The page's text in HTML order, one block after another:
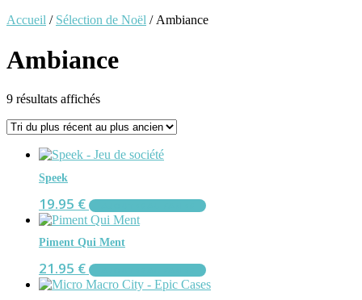
Accueil / Sélection de Noël / Ambiance
Ambiance
9 résultats affichésTrié
plus
au
Speek
19.95 €
Piment Qui Ment
21.95 €